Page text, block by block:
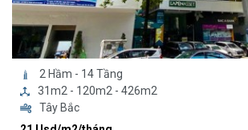
2 Hầm - 14 Tầng
31m2 - 120m2 - 426m2
Tây Bắc